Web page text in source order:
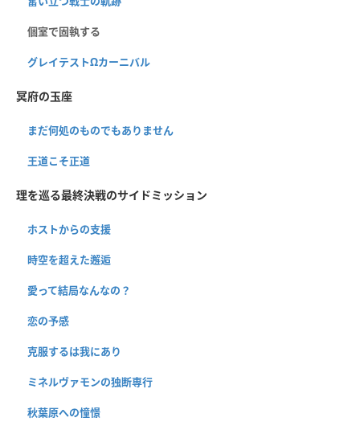
個室で固執する
グレイテストΩカーニバル
冥府の玉座
まだ何処のものでもありません
王道こそ正道
理を巡る最終決戦のサイドミッション
ホストからの支援
時空を超えた邂逅
愛って結局なんなの？
恋の予感
克服するは我にあり
ミネルヴァモンの独断専行
秋葉原への憧憬